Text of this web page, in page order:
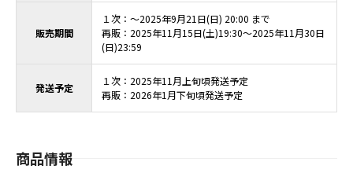
販売期間
１次：～2025年9月21日(日) 20:00 まで
再販：2025年11月15日(土)19:30～2025年11月30日
(日)23:59
発送予定
１次：2025年11月上旬頃発送予定
再販：2026年1月下旬頃発送予定
商品情報